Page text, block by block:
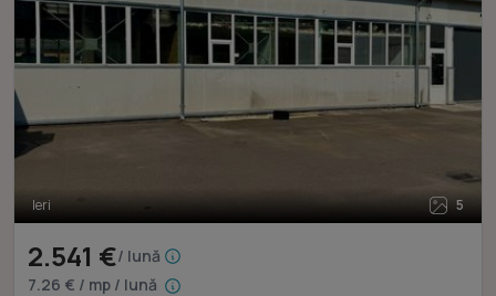
Ieri 5
2.541 €/ lună
7.26 € / mp / lună